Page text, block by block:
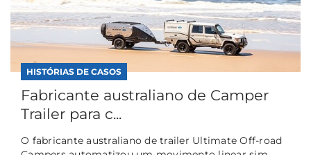
HISTÓRIAS DE CASOS
Fabricante australiano de Camper
Trailer para c...
O fabricante australiano de trailer Ultimate Off-road